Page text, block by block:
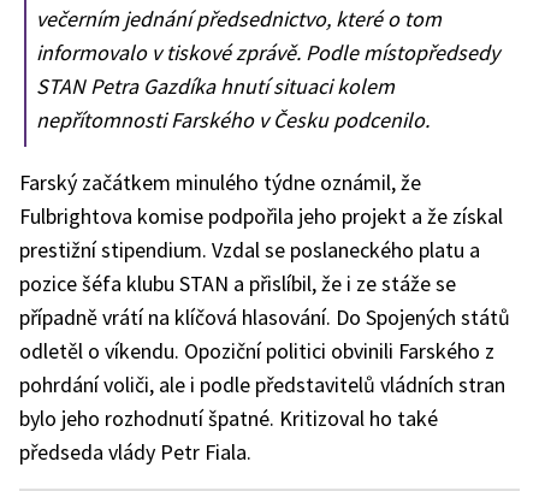
večerním jednání předsednictvo, které o tom
informovalo v tiskové zprávě. Podle místopředsedy
STAN Petra Gazdíka hnutí situaci kolem
nepřítomnosti Farského v Česku podcenilo.
Farský začátkem minulého týdne oznámil, že
Fulbrightova komise podpořila jeho projekt a že získal
prestižní stipendium. Vzdal se poslaneckého platu a
pozice šéfa klubu STAN a přislíbil, že i ze stáže se
případně vrátí na klíčová hlasování. Do Spojených států
odletěl o víkendu. Opoziční politici obvinili Farského z
pohrdání voliči, ale i podle představitelů vládních stran
bylo jeho rozhodnutí špatné. Kritizoval ho také
předseda vlády Petr Fiala.